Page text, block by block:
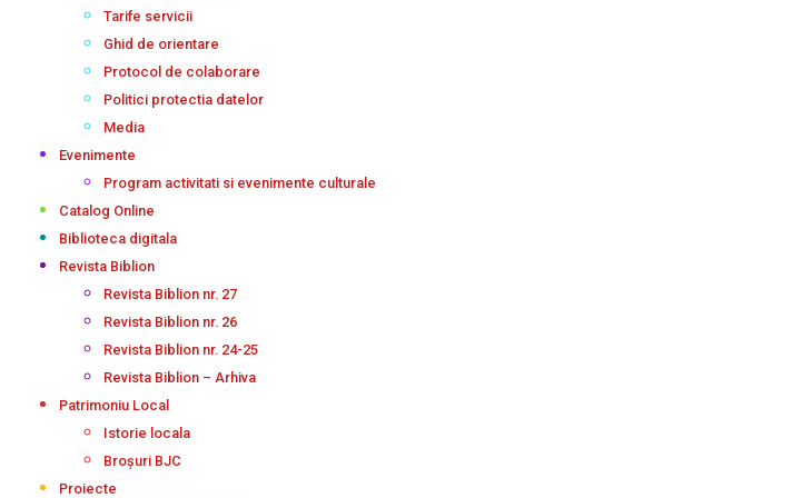
Tarife servicii
Ghid de orientare
Protocol de colaborare
Politici protectia datelor
Media
Evenimente
Program activitati si evenimente culturale
Catalog Online
Biblioteca digitala
Revista Biblion
Revista Biblion nr. 27
Revista Biblion nr. 26
Revista Biblion nr. 24-25
Revista Biblion – Arhiva
Patrimoniu Local
Istorie locala
Broșuri BJC
Proiecte